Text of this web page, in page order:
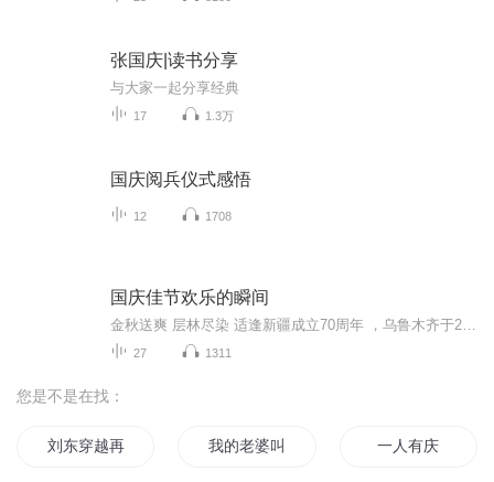
张国庆|读书分享
与大家一起分享经典
17 1.3万
国庆阅兵仪式感悟
12 1708
国庆佳节欢乐的瞬间
27 1311
您是不是在找：
刘东穿越再穿越 我的老婆叫李娟 一人有庆